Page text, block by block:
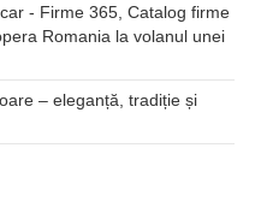
- Firme 365, Catalog firme
Romania la volanul unei
– eleganță, tradiție și